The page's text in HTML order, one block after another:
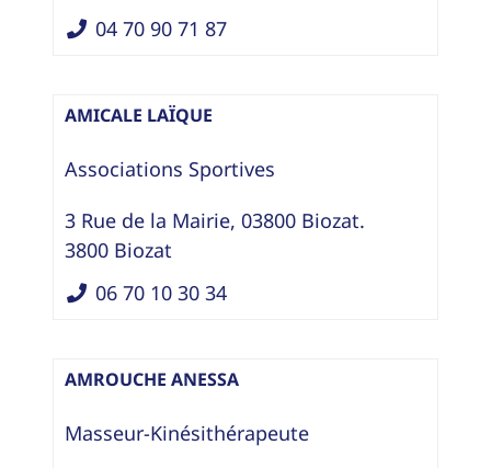
04 70 90 71 87
AMICALE LAÏQUE
Associations Sportives
3 Rue de la Mairie, 03800 Biozat.
3800 Biozat
06 70 10 30 34
AMROUCHE ANESSA
Masseur-Kinésithérapeute